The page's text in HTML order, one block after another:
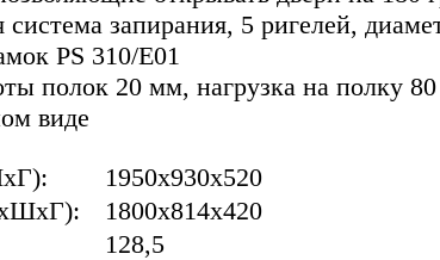
система запирания, 5 ригелей,
PS 310/E01
полок 20 мм, нагрузка на полку 80
виде
1950x930x520
1800x814x420
128,5